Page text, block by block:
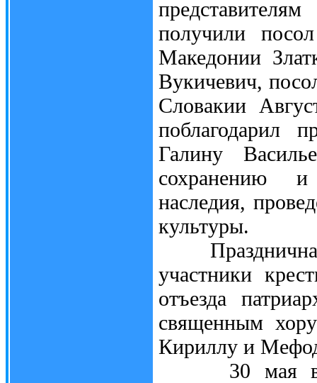
получили
Македонии
Вукичевич,
Словакии
поблагодарил
Галину
сохранению и
наследия,
культуры.
Праздничная
участники
отъезда
священным
Кириллу и
30 мая в